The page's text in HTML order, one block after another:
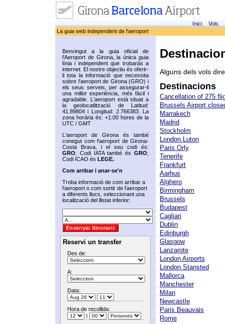
Inici
Vols
La guia web independent de l'aeroport
Benvingut a la guia oficial de
l'Aeroport de Girona, la única guia
línia i independent que trobaràs a
internet. El nostre objectiu és oferir-
li tota la informació que necessita
sobre l'aeroport de Girona (GRO) i
els seus serveis, per assegurar-li
una millor experiència, més fàcil i
agradable. L'aeroport està situat a
la geolocatlització de Latitud:
41.89804 i Longitud: 2.766383. La
zona horària és: +1:00 hores de la
UTC / GMT
L'aeroport de Girona és també
conegut com l'aeroport de Girona-
Costa Brava, i el seu codi és:
GRO; Codi IATA també és GRO;
Codi ICAO és LEGE.
Com arribar i anar-se'n
Troba informació de com arribar a
l'aeroport o com sortir de l'aeroport
a diferents llocs, seleccionant una
localització del llistat inferior:
Reservi un transfer
Des de:
A:
Data:
Hora de recollida:
:
Alguns dels vols
Destinacions
Cancellation of 275
Brussels Airport
Marrakech
Madrid
Stockholm
London Luton
Paris Orly
Tenerife
Frankfurt
Aarhus
Alghero
Birmingham
Brussels
Budapest
Cagliari
Dublin
Edinburgh
Glasgow
Lanzarote
London Airports
London Stansted
Mallorca
Manchester
Milan
Newcastle
Paris Beauvais
Rome